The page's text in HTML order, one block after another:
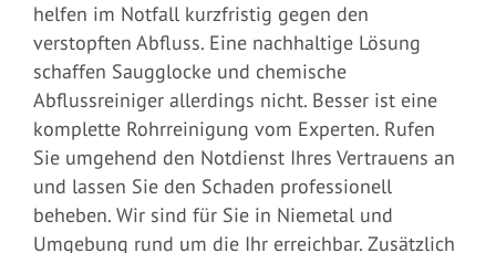
helfen im Notfall kurzfristig gegen den
verstopften Abfluss. Eine nachhaltige Lösung
schaffen Saugglocke und chemische
Abflussreiniger allerdings nicht. Besser ist eine
komplette Rohrreinigung vom Experten. Rufen
Sie umgehend den Notdienst Ihres Vertrauens an
und lassen Sie den Schaden professionell
beheben. Wir sind für Sie in Niemetal und
Umgebung rund um die Ihr erreichbar. Zusätzlich